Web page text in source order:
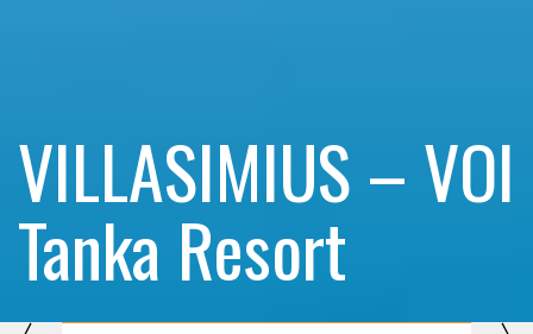
VILLASIMIUS – VOI
Tanka Resort